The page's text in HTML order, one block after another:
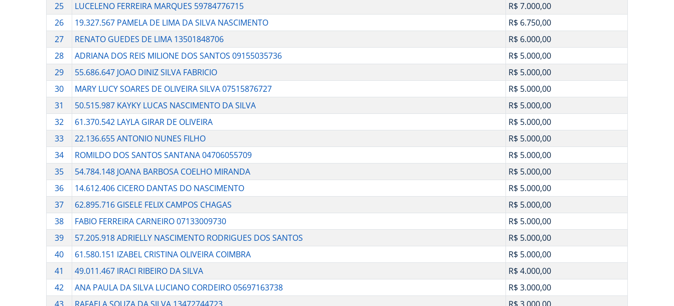
25
LUCELENO FERREIRA MARQUES 59784776715
R$ 7.000,00
26
19.327.567 PAMELA DE LIMA DA SILVA NASCIMENTO
R$ 6.750,00
27
RENATO GUEDES DE LIMA 13501848706
R$ 6.000,00
28
ADRIANA DOS REIS MILIONE DOS SANTOS 09155035736
R$ 5.000,00
29
55.686.647 JOAO DINIZ SILVA FABRICIO
R$ 5.000,00
30
MARY LUCY SOARES DE OLIVEIRA SILVA 07515876727
R$ 5.000,00
31
50.515.987 KAYKY LUCAS NASCIMENTO DA SILVA
R$ 5.000,00
32
61.370.542 LAYLA GIRAR DE OLIVEIRA
R$ 5.000,00
33
22.136.655 ANTONIO NUNES FILHO
R$ 5.000,00
34
ROMILDO DOS SANTOS SANTANA 04706055709
R$ 5.000,00
35
54.784.148 JOANA BARBOSA COELHO MIRANDA
R$ 5.000,00
36
14.612.406 CICERO DANTAS DO NASCIMENTO
R$ 5.000,00
37
62.895.716 GISELE FELIX CAMPOS CHAGAS
R$ 5.000,00
38
FABIO FERREIRA CARNEIRO 07133009730
R$ 5.000,00
39
57.205.918 ADRIELLY NASCIMENTO RODRIGUES DOS SANTOS
R$ 5.000,00
40
61.580.151 IZABEL CRISTINA OLIVEIRA COIMBRA
R$ 5.000,00
41
49.011.467 IRACI RIBEIRO DA SILVA
R$ 4.000,00
42
ANA PAULA DA SILVA LUCIANO CORDEIRO 05697163738
R$ 3.000,00